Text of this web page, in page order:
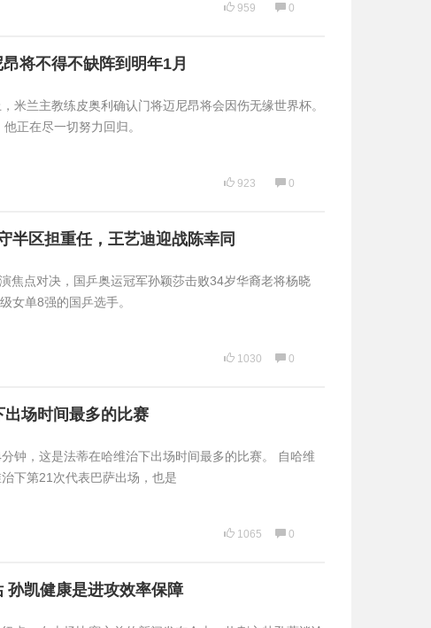
959 0
将不得不缺阵到明年1月
米兰主教练皮奥利确认门将迈尼昂将会因伤无缘世界杯。
正在尽一切努力回归。
923 0
半区担重任，王艺迪迎战陈幸同
焦点对决，国乒奥运冠军孙颖莎击败34岁华裔老将杨晓
女单8强的国乒选手。
1030 0
场时间最多的比赛
钟，这是法蒂在哈维治下出场时间最多的比赛。 自哈维
下第21次代表巴萨出场，也是
1065 0
孙凯健康是进攻效率保障